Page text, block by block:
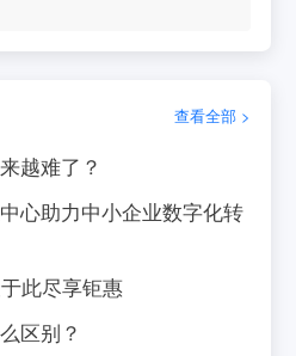
查看全部 >
越难了？
心助力中小企业数字化转
此尽享钜惠
区别？